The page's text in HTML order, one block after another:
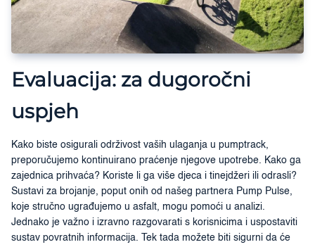
Evaluacija: za dugoročni
uspjeh
Kako biste osigurali održivost vaših ulaganja u pumptrack,
preporučujemo kontinuirano praćenje njegove upotrebe. Kako ga
zajednica prihvaća? Koriste li ga više djeca i tinejdžeri ili odrasli?
Sustavi za brojanje, poput onih od našeg partnera Pump Pulse,
koje stručno ugrađujemo u asfalt, mogu pomoći u analizi.
Jednako je važno i izravno razgovarati s korisnicima i uspostaviti
sustav povratnih informacija. Tek tada možete biti sigurni da će